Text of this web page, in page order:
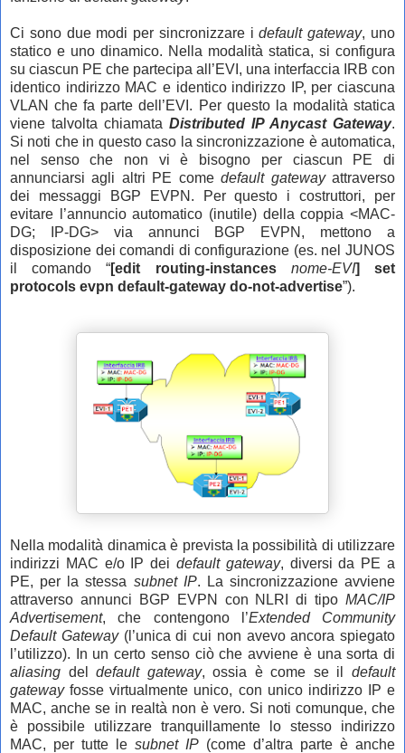
Ci sono due modi per sincronizzare idefault gateway, uno
statico e uno dinamico. Nella modalità statica, si configura
su ciascun PE che partecipa all’EVI, una interfaccia IRB con
identico indirizzo MAC e identico indirizzo IP, per ciascuna
VLAN che fa parte dell’EVI. Per questo la modalità statica
viene talvolta chiamata Distributed IP Anycast Gateway.
Si noti che in questo caso la sincronizzazione è automatica,
nel senso che non vi è bisogno per ciascun PE di
annunciarsi agli altri PE comedefault gatewayattraverso
dei messaggi BGP EVPN. Per questo i costruttori, per
evitare l’annuncio automatico (inutile) della coppia <MAC-
DG; IP-DG> via annunci BGP EVPN, mettono a
disposizione dei comandi di configurazione (es. nel JUNOS
il comando “[edit routing-instances nome-EVI] set
protocols evpn default-gateway do-not-advertise”).
Nella modalità dinamica è prevista la possibilità di utilizzare
indirizzi MAC e/o IP dei default gateway, diversi da PE a
PE, per la stessa subnet IP. La sincronizzazione avviene
attraverso annunci BGP EVPN con NLRI di tipo MAC/IP
Advertisement, che contengono l’Extended Community
Default Gateway(l’unica di cui non avevo ancora spiegato
l’utilizzo). In un certo senso ciò che avviene è una sorta di
aliasing deldefault gateway, ossia è come se ildefault
gatewayfosse virtualmente unico, con unico indirizzo IP e
MAC, anche se in realtà non è vero. Si noti comunque, che
è possibile utilizzare tranquillamente lo stesso indirizzo
MAC, per tutte le subnet IP (come d’altra parte è anche